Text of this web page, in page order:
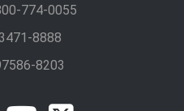
774-0055
8888
8203